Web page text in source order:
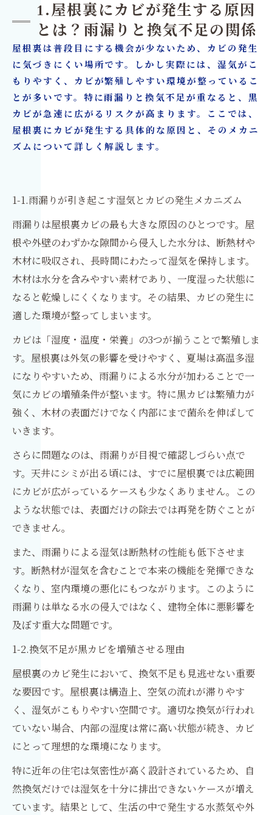
6.専門業者によるカビ除去とDIYの違い
7.カビ除去とリフォームを同時に行うメリット
8.屋根裏カビを放置するとどうなる？最悪のケ
ース
9.工務店・ハウスメーカー・一般ユーザー別の
対策ポイント
10.屋根裏カビ問題を根本解決するための最適な
選択
東京
1.屋根裏にカビが発生する原因
とは？雨漏りと換気不足の関係
屋根裏は普段目にする機会が少ないため、カビの発生
に気づきにくい場所です。しかし実際には、湿気がこ
もりやすく、カビが繁殖しやすい環境が整っているこ
とが多いです。特に雨漏りと換気不足が重なると、黒
カビが急速に広がるリスクが高まります。ここでは、
屋根裏にカビが発生する具体的な原因と、そのメカニ
ズムについて詳しく解説します。
1-1.雨漏りが引き起こす湿気とカビの発生メカニズム
雨漏りは屋根裏カビの最も大きな原因のひとつです。屋
根や外壁のわずかな隙間から侵入した水分は、断熱材や
木材に吸収され、長時間にわたって湿気を保持します。
木材は水分を含みやすい素材であり、一度湿った状態に
なると乾燥しにくくなります。その結果、カビの発生に
適した環境が整ってしまいます。
カビは「湿度・温度・栄養」の3つが揃うことで繁殖しま
す。屋根裏は外気の影響を受けやすく、夏場は高温多湿
になりやすいため、雨漏りによる水分が加わることで一
気にカビの増殖条件が整います。特に黒カビは繁殖力が
強く、木材の表面だけでなく内部にまで菌糸を伸ばして
いきます。
さらに問題なのは、雨漏りが目視で確認しづらい点で
す。天井にシミが出る頃には、すでに屋根裏では広範囲
にカビが広がっているケースも少なくありません。この
ような状態では、表面だけの除去では再発を防ぐことが
できません。
また、雨漏りによる湿気は断熱材の性能も低下させま
す。断熱材が湿気を含むことで本来の機能を発揮できな
くなり、室内環境の悪化にもつながります。このように
雨漏りは単なる水の侵入ではなく、建物全体に悪影響を
及ぼす重大な問題です。
1-2.換気不足が黒カビを増殖させる理由
屋根裏のカビ発生において、換気不足も見逃せない重要
な要因です。屋根裏は構造上、空気の流れが滞りやす
く、湿気がこもりやすい空間です。適切な換気が行われ
ていない場合、内部の湿度は常に高い状態が続き、カビ
にとって理想的な環境になります。
特に近年の住宅は気密性が高く設計されているため、自
然換気だけでは湿気を十分に排出できないケースが増え
ています。結果として、生活の中で発生する水蒸気や外